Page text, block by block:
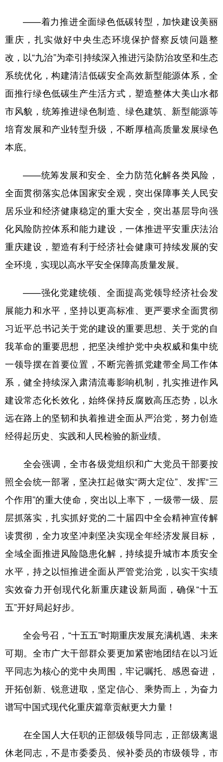
——着力推进全面绿色低碳转型，加快建设美丽
重庆，扎实做好中央生态环境保护督察反馈问题整
改，以“九治”为牵引持续深入推进污染防治攻坚和生态
系统优化，构建清洁低碳安全高效新型能源体系，全
面推行绿色低碳生产生活方式，塑造整体大美山水都
市风貌，统筹推进绿色制造、绿色建筑、新型能源等
培育发展和产业转型升级，不断厚植高质量发展绿色
本底。
——统筹发展和安全、全力防范化解各类风险，
全面贯彻落实总体国家安全观，突出保障事关人民安
居乐业和经济健康稳定的重大安全，突出基层导向强
化风险防控体系和能力建设，一体推进平安重庆法治
重庆建设，塑造有利于经济社会健康可持续发展的安
全环境，实现以高水平安全保障高质量发展。
——强化党建统领、全面提高党领导经济社会发
展能力和水平，坚持以更高标准、更严要求全面贯彻
习近平总书记关于党的建设的重要思想、关于党的自
我革命的重要思想，把坚决维护党中央权威和集中统
一领导摆在首要位置，不断完善抓党建带全局工作体
系，健全持续深入肃清流毒影响机制，扎实推进作风
建设常态化长效化，始终保持反腐败高压态势，以永
远在路上的坚韧和执着推进全面从严治党，努力创造
经得起历史、实践和人民检验的新业绩。
全会强调，全市各级党组织和广大党员干部要按
照全会统一部署，坚决扛起做实“两大定位”、发挥“三
个作用”的重大使命，突出以上率下，一级带一级、层
层抓落实，扎实抓好党的二十届四中全会精神宣传解
读贯彻，全力攻坚冲刺坚决实现全年经济发展目标，
全域全面推进风险隐患化解，持续提升城市本质安全
水平，持之以恒推进全面从严管党治党，以实干实绩
实效奋力开创现代化新重庆建设新局面，确保“十五
五”开好局起好步。
全会号召，“十五五”时期重庆发展充满机遇、未来
可期。全市广大干部群众要更加紧密地团结在以习近
平同志为核心的党中央周围，牢记嘱托、感恩奋进，
开拓创新、锐意进取，坚定信心、乘势而上，为奋力
谱写中国式现代化重庆篇章贡献更大力量！
在全国人大任职的正部级领导同志，正部级离退
休老同志，不是市委委员、候补委员的市级领导，市